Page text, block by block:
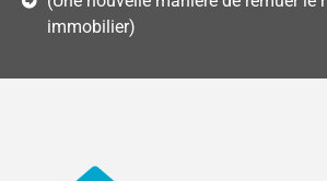
immobilier)